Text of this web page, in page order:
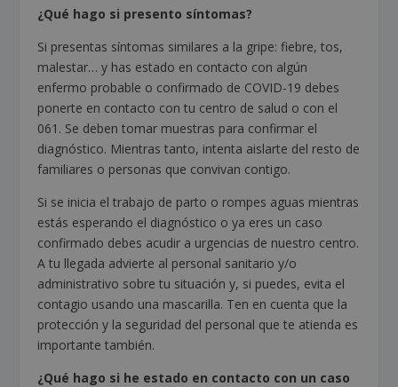
¿Qué hago si presento síntomas?
Si presentas síntomas similares a la gripe: fiebre, tos,
malestar… y has estado en contacto con algún
enfermo probable o confirmado de COVID-19 debes
ponerte en contacto con tu centro de salud o con el
061. Se deben tomar muestras para confirmar el
diagnóstico. Mientras tanto, intenta aislarte del resto de
familiares o personas que convivan contigo.
Si se inicia el trabajo de parto o rompes aguas mientras
estás esperando el diagnóstico o ya eres un caso
confirmado debes acudir a urgencias de nuestro centro.
A tu llegada advierte al personal sanitario y/o
administrativo sobre tu situación y, si puedes, evita el
contagio usando una mascarilla. Ten en cuenta que la
protección y la seguridad del personal que te atienda es
importante también.
¿Qué hago si he estado en contacto con un caso